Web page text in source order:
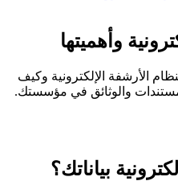
وأهميتها
الأرشفة الإلكترونية وكيف
والوثائق في مؤسستك.
بياناتك؟